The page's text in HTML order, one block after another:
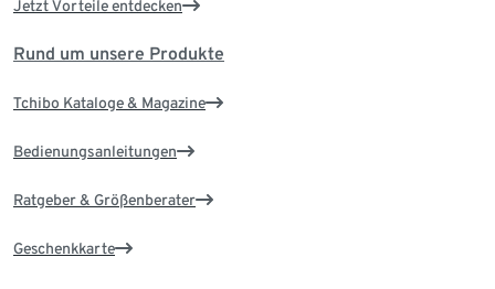
Jetzt Vorteile entdecken
Rund um unsere Produkte
Tchibo Kataloge & Magazine
Bedienungsanleitungen
Ratgeber & Größenberater
Geschenkkarte